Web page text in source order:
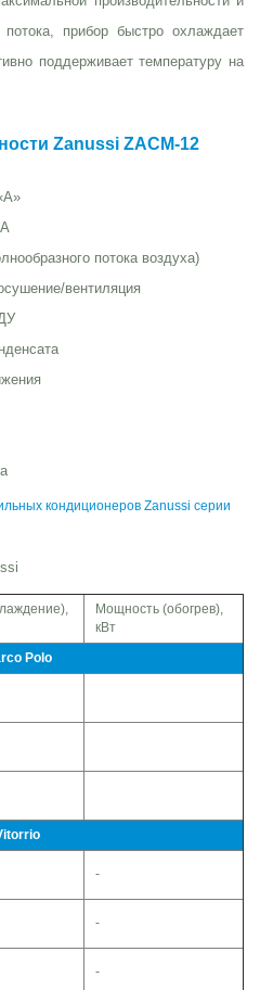
потока, прибор быстро охлаждает
поддерживает температуру на
Zanussi ZACM-12
потока воздуха)
вентиляция
кондиционеров Zanussi серии
Мощность (обогрев),
кВт
Polo
-
-
-